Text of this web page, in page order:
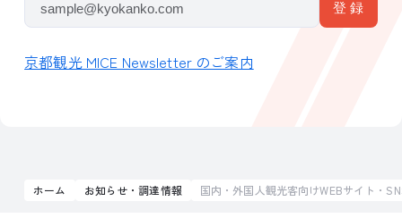
京都観光 MICE Newsletter のご案内
ホーム お知らせ・調達情報 国内・外国人観光客向けWEBサイト・